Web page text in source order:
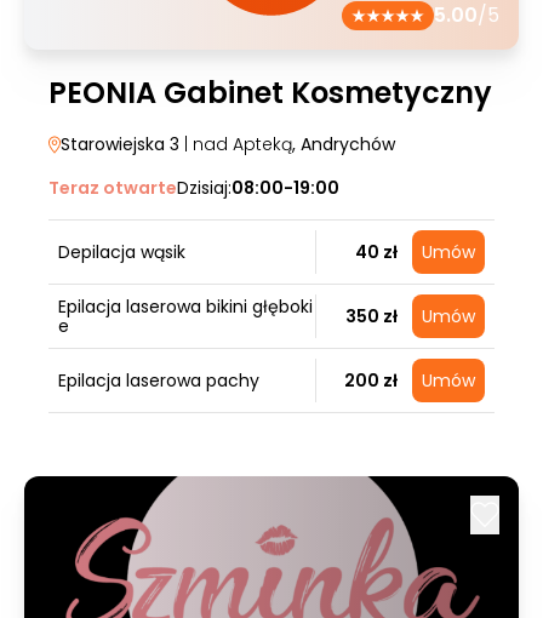
5.00/5
PEONIA Gabinet Kosmetyczny
Starowiejska 3 | nad Apteką, Andrychów
Teraz otwarteDzisiaj:08:00-19:00
Depilacja wąsik 40 zł Umów
Epilacja laserowa bikini głęboki
e
350 zł Umów
Epilacja laserowa pachy 200 zł Umów